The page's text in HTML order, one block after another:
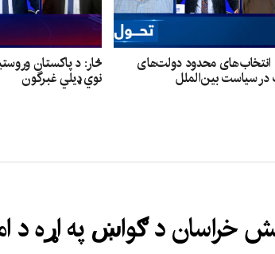
محدود دولت‌های
سیاست بین‌الملل
څار: د پاکستان
نوي ډیلي غبرگون
خراسان د ګواښ په اړه د